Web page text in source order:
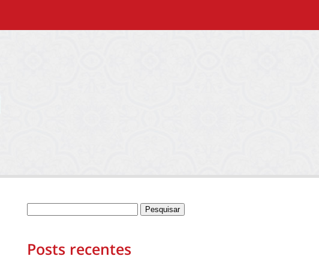
Posts recentes